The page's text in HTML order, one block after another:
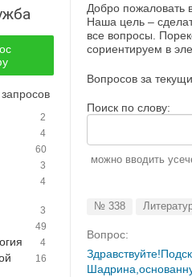
2
4
60
3
4
3
49
4
16
Добро пожаловать
Наша цель –
все вопросы.
сориентируем в
Вопросов за
Поиск по слову:
можно вводить
№ 338
Вопрос: